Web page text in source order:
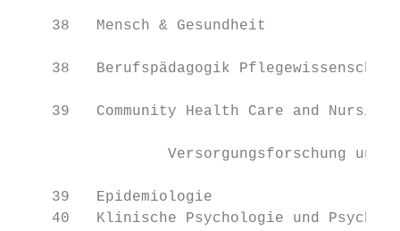
    38   Mensch & Gesundheit
    38   Berufspädagogik Pflegewissenschaft
    39   Community Health Care and Nursing:
Versorgungsforschung und
    39   Epidemiologie
40   Klinische Psychologie und